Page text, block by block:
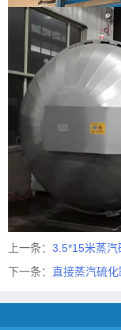
上一条： 3.5*15米蒸汽
下一条： 直接蒸汽硫化